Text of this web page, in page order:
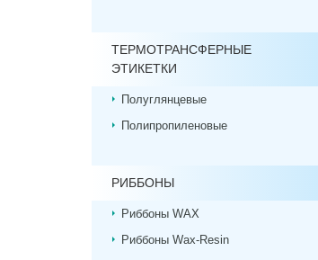
ТЕРМОТРАНСФЕРНЫЕ
ЭТИКЕТКИ
Полуглянцевые
Полипропиленовые
РИББОНЫ
Риббоны WAX
Риббоны Wax-Resin